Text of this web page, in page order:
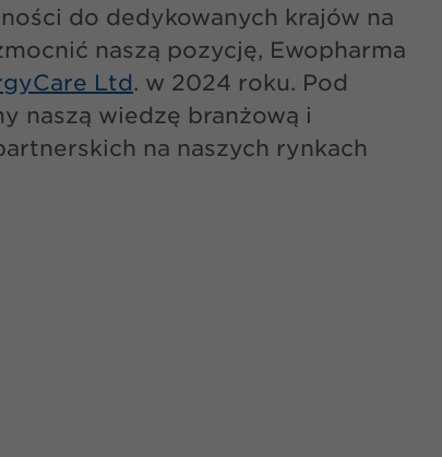
do dedykowanych krajów na
naszą pozycję, Ewopharma
Ltd. w 2024 roku. Pod
naszą wiedzę branżową i
na naszych rynkach